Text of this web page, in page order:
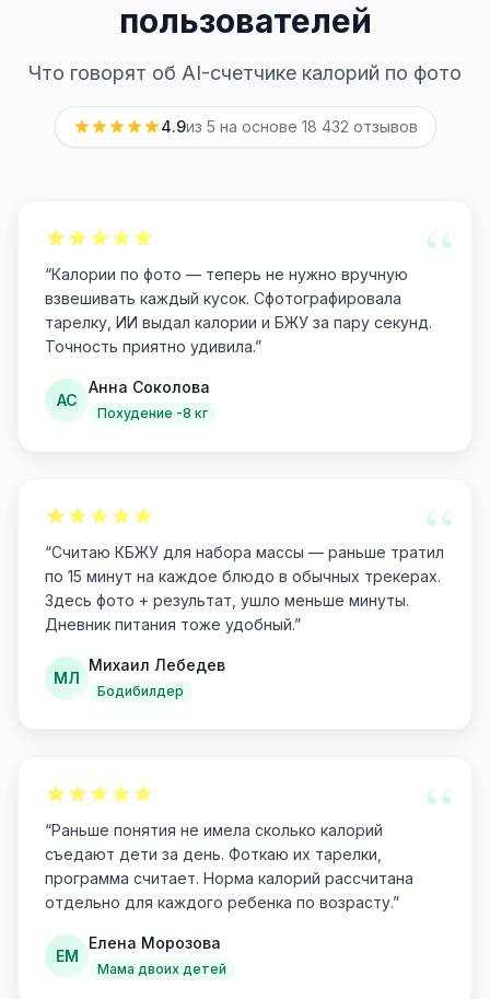
пользователей
Что говорят об AI-счетчике калорий по фото
4.9из 5 на основе 18 432 отзывов
“
“Калории по фото — теперь не нужно вручную
взвешивать каждый кусок. Сфотографировала
тарелку, ИИ выдал калории и БЖУ за пару секунд.
Точность приятно удивила.”
АС
Анна Соколова
Похудение -8 кг
“
“Считаю КБЖУ для набора массы — раньше тратил
по 15 минут на каждое блюдо в обычных трекерах.
Здесь фото + результат, ушло меньше минуты.
Дневник питания тоже удобный.”
МЛ
Михаил Лебедев
Бодибилдер
“
“Раньше понятия не имела сколько калорий
съедают дети за день. Фоткаю их тарелки,
программа считает. Норма калорий рассчитана
отдельно для каждого ребенка по возрасту.”
ЕМ
Елена Морозова
Мама двоих детей